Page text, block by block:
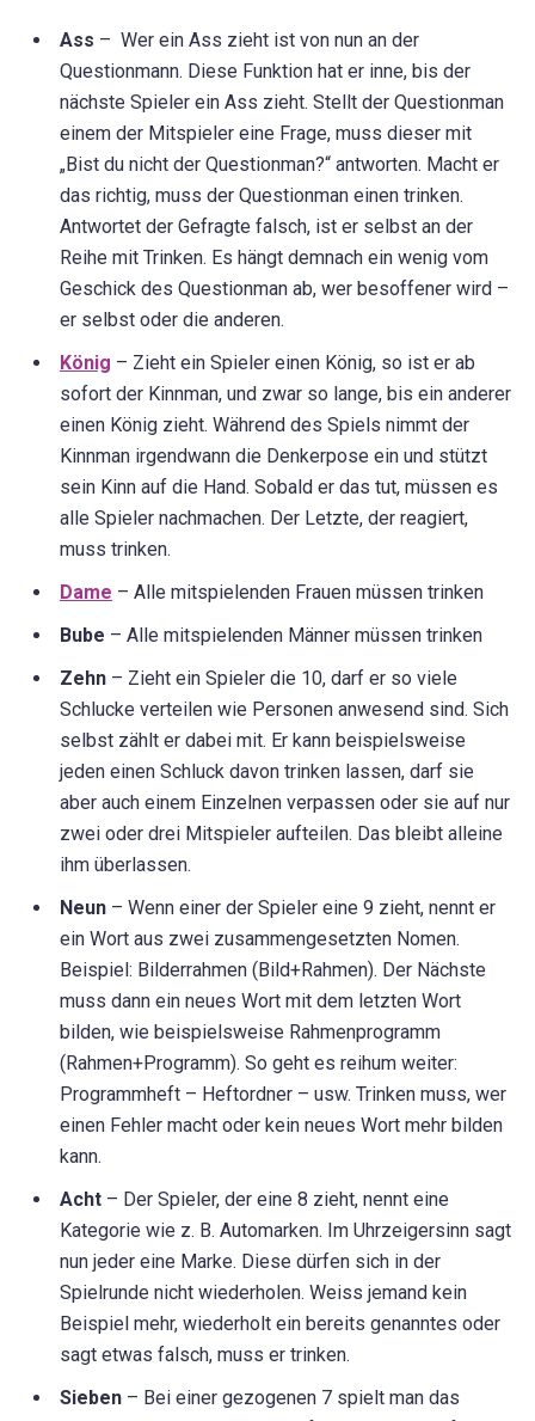
Ass – Wer ein Ass zieht ist von nun an der
Questionmann. Diese Funktion hat er inne, bis der
nächste Spieler ein Ass zieht. Stellt der Questionman
einem der Mitspieler eine Frage, muss dieser mit
„Bist du nicht der Questionman?“ antworten. Macht er
das richtig, muss der Questionman einen trinken.
Antwortet der Gefragte falsch, ist er selbst an der
Reihe mit Trinken. Es hängt demnach ein wenig vom
Geschick des Questionman ab, wer besoffener wird –
er selbst oder die anderen.
König – Zieht ein Spieler einen König, so ist er ab
sofort der Kinnman, und zwar so lange, bis ein anderer
einen König zieht. Während des Spiels nimmt der
Kinnman irgendwann die Denkerpose ein und stützt
sein Kinn auf die Hand. Sobald er das tut, müssen es
alle Spieler nachmachen. Der Letzte, der reagiert,
muss trinken.
Dame – Alle mitspielenden Frauen müssen trinken
Bube – Alle mitspielenden Männer müssen trinken
Zehn – Zieht ein Spieler die 10, darf er so viele
Schlucke verteilen wie Personen anwesend sind. Sich
selbst zählt er dabei mit. Er kann beispielsweise
jeden einen Schluck davon trinken lassen, darf sie
aber auch einem Einzelnen verpassen oder sie auf nur
zwei oder drei Mitspieler aufteilen. Das bleibt alleine
ihm überlassen.
Neun – Wenn einer der Spieler eine 9 zieht, nennt er
ein Wort aus zwei zusammengesetzten Nomen.
Beispiel: Bilderrahmen (Bild+Rahmen). Der Nächste
muss dann ein neues Wort mit dem letzten Wort
bilden, wie beispielsweise Rahmenprogramm
(Rahmen+Programm). So geht es reihum weiter:
Programmheft – Heftordner – usw. Trinken muss, wer
einen Fehler macht oder kein neues Wort mehr bilden
kann.
Acht – Der Spieler, der eine 8 zieht, nennt eine
Kategorie wie z. B. Automarken. Im Uhrzeigersinn sagt
nun jeder eine Marke. Diese dürfen sich in der
Spielrunde nicht wiederholen. Weiss jemand kein
Beispiel mehr, wiederholt ein bereits genanntes oder
sagt etwas falsch, muss er trinken.
Sieben – Bei einer gezogenen 7 spielt man das